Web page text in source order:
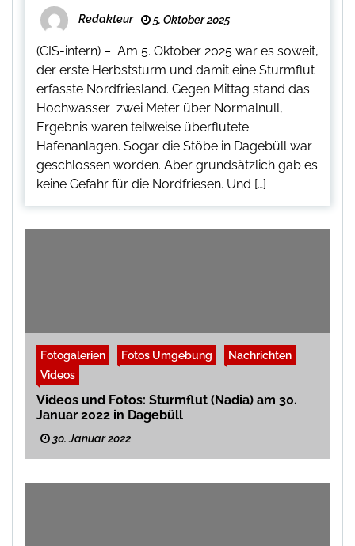
Redakteur 5. Oktober 2025
(CIS-intern) – Am 5. Oktober 2025 war es soweit,
der erste Herbststurm und damit eine Sturmflut
erfasste Nordfriesland. Gegen Mittag stand das
Hochwasser zwei Meter über Normalnull,
Ergebnis waren teilweise überflutete
Hafenanlagen. Sogar die Stöbe in Dagebüll war
geschlossen worden. Aber grundsätzlich gab es
keine Gefahr für die Nordfriesen. Und […]
Fotogalerien Fotos Umgebung
Nachrichten
Videos
Videos und Fotos: Sturmflut (Nadia) am 30.
Januar 2022 in Dagebüll
30. Januar 2022